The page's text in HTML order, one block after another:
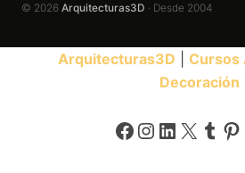
© 2026 Arquitecturas3D · Desde 2004
Arquitecturas3D Cursos
Decoración
Facebook
Instagram
LinkedIn
X